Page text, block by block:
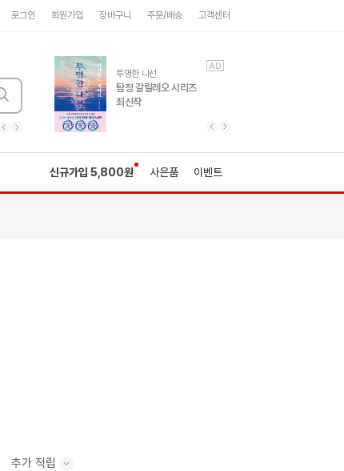
로그인 회원가입 장바구니 주문/배송 고객센터
시노게이고 추모 수족관 독하게 돈 공부
유럽 도시 기행3
풍성한 서사와 인문학적
통찰!
AD
투명한 나선
탐정 갈릴레오 시리즈
최신작
AD
신규가입 5,800원 사은품 이벤트
추가 적립